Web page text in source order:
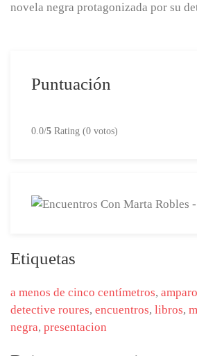
novela negra protagonizada por su
Puntuación
0.0/5 Rating (0 votos)
Etiquetas
a menos de cinco centímetros,
detective roures, encuentros, libros,
negra, presentacion